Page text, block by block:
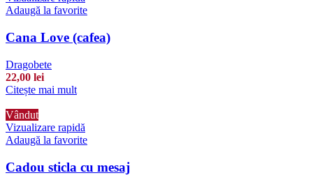
Adaugă la favorite
Cana Love (cafea)
Dragobete
22,00 lei
Citește mai mult
Vândut
Vizualizare rapidă
Adaugă la favorite
Cadou sticla cu mesaj